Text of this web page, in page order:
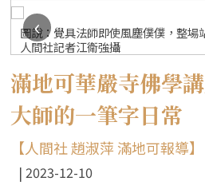
圖說：覺具法師即使風塵僕僕，整場
人間社記者江衛強攝
‹
滿地可華嚴寺佛學
大師的一筆字日常
【人間社 趙淑萍 滿地可報導】
2023-12-10